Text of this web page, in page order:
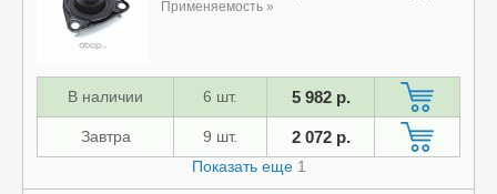
Применяемость »
В наличии 6 шт. 5 982 р.
Завтра 9 шт. 2 072 р.
Показать еще 1